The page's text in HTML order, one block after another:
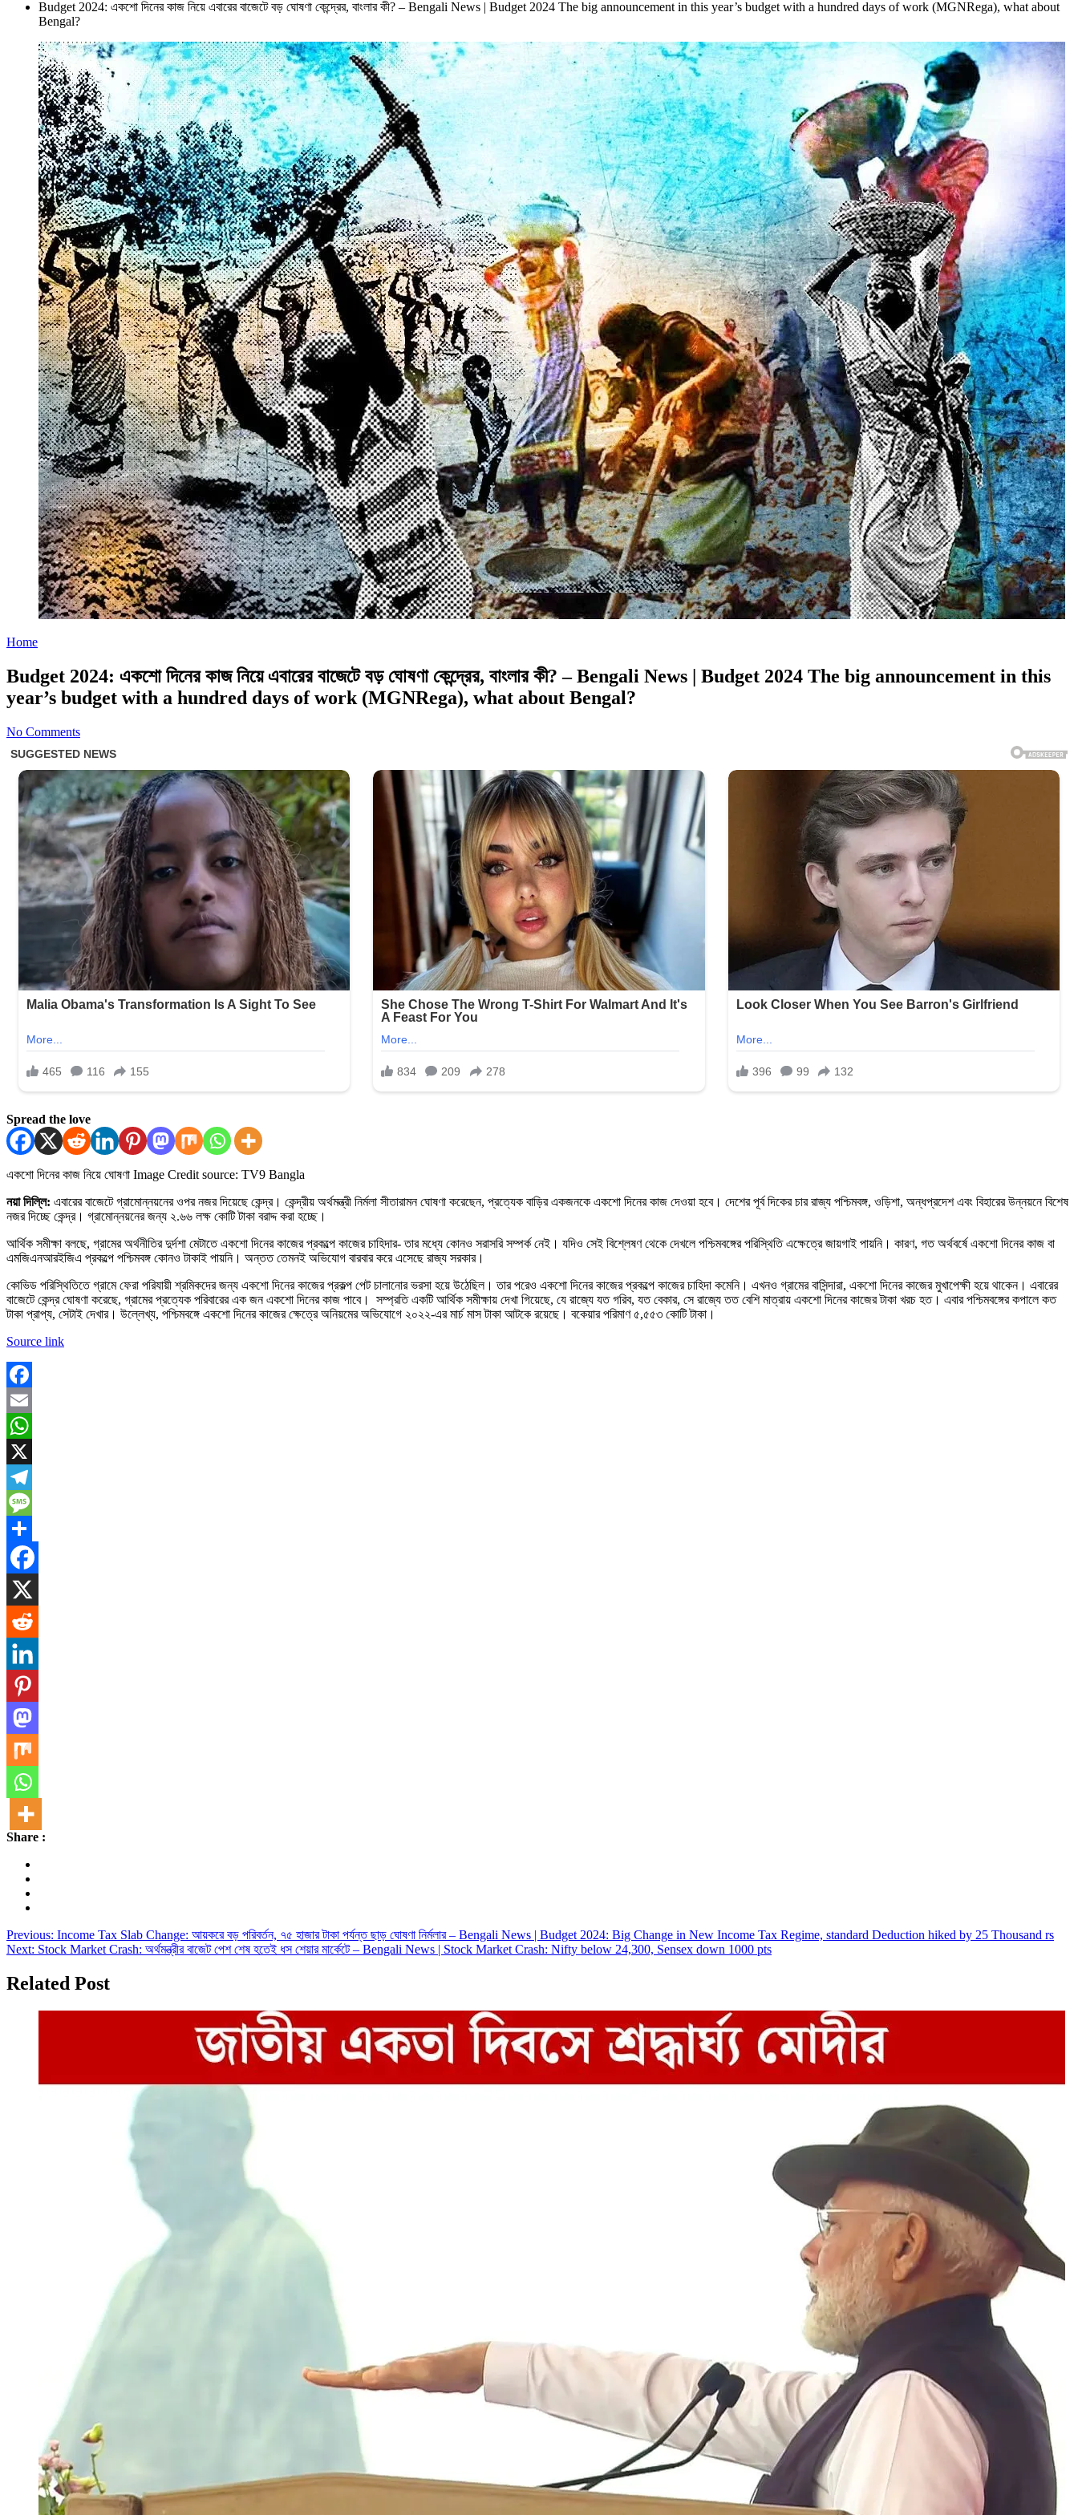
Budget 2024: একশো দিনের কাজ নিয়ে এবারের বাজেটে বড় ঘোষণা কেন্দ্রের, বাংলার কী? – Bengali News | Budget 2024 The big announcement in this year’s budget with a hundred days of work (MGNRega), what about
Bengal?
Home
Budget 2024: একশো দিনের কাজ নিয়ে এবারের বাজেটে বড় ঘোষণা কেন্দ্রের, বাংলার কী? – Bengali News | Budget 2024 The big announcement in this
year’s budget with a hundred days of work (MGNRega), what about Bengal?
No Comments
Spread the love
একশো দিনের কাজ নিয়ে ঘোষণা Image Credit source: TV9 Bangla
নয়া দিল্লি: এবারের বাজেটে গ্রামোন্নয়নের ওপর নজর দিয়েছে কেন্দ্র। কেন্দ্রীয় অর্থমন্ত্রী নির্মলা সীতারামন ঘোষণা করেছেন, প্রত্যেক বাড়ির একজনকে একশো দিনের কাজ দেওয়া হবে। দেশের পূর্ব দিকের চার রাজ্য পশ্চিমবঙ্গ, ওড়িশা, অন্ধপ্রদেশ এবং‌ বিহারের উন্নয়নে বিশেষ
নজর দিচ্ছে কেন্দ্র। গ্রামোন্নয়নের জন্য ২.৬৬ লক্ষ কোটি টাকা বরাদ্দ করা হচ্ছে।
আর্থিক সমীক্ষা বলছে, গ্রামের অর্থনীতির দুর্দশা মেটাতে একশো দিনের কাজের প্রকল্পে কাজের চাহিদার- তার মধ্যে কোনও সরাসরি সম্পর্ক নেই। যদিও সেই বিশ্লেষণ থেকে দেখলে পশ্চিমবঙ্গের পরিস্থিতি এক্ষেত্রে জায়গাই পায়নি। কারণ, গত অর্থবর্ষে একশো দিনের কাজ বা
এমজিএনআরইজিএ প্রকল্পে পশ্চিমবঙ্গ কোনও টাকাই পায়নি। অন্তত তেমনই অভিযোগ বারবার করে এসেছে রাজ্য সরকার।
কোভিড পরিস্থিতিতে গ্রামে ফেরা পরিযায়ী শ্রমিকদের জন্য একশো দিনের কাজের প্রকল্প পেট চালানোর ভরসা হয়ে উঠেছিল। তার পরেও একশো দিনের কাজের প্রকল্পে কাজের চাহিদা কমেনি। এখনও গ্রামের বাসিন্দারা, একশো দিনের কাজের মুখাপেক্ষী হয়ে থাকেন। এবারের
বাজেটে কেন্দ্র ঘোষণা করেছে, গ্রামের প্রত্যেক পরিবারের এক জন একশো দিনের কাজ পাবে। সম্প্রতি একটি আর্থিক সমীক্ষায় দেখা গিয়েছে, যে রাজ্যে যত গরিব, যত বেকার, সে রাজ্যে তত বেশি মাত্রায় একশো দিনের কাজের টাকা খরচ হত। এবার পশ্চিমবঙ্গের কপালে কত
টাকা প্রাপ্য, সেটাই দেখার। উল্লেখ্য, পশ্চিমবঙ্গে একশো দিনের কাজের ক্ষেত্রে অনিয়মের অভিযোগে ২০২২-এর মার্চ মাস টাকা আটকে রয়েছে। বকেয়ার পরিমাণ ৫,৫৫৩ কোটি টাকা।
Source link
Facebook
Email
WhatsApp
X
Telegram
Message
Share
Share :
Post
navigation
Previous: Income Tax Slab Change: আয়করে বড় পরিবর্তন, ৭৫ হাজার টাকা পর্যন্ত ছাড় ঘোষণা নির্মলার – Bengali News | Budget 2024: Big Change in New Income Tax Regime, standard Deduction hiked by 25 Thousand rs
Next: Stock Market Crash: অর্থমন্ত্রীর বাজেট পেশ শেষ হতেই ধস শেয়ার মার্কেটে – Bengali News | Stock Market Crash: Nifty below 24,300, Sensex down 1000 pts
Related Post